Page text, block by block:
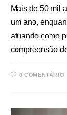
Mais de 50 mil
um ano,
atuando como
compreensão
0 COMENTÁRIO